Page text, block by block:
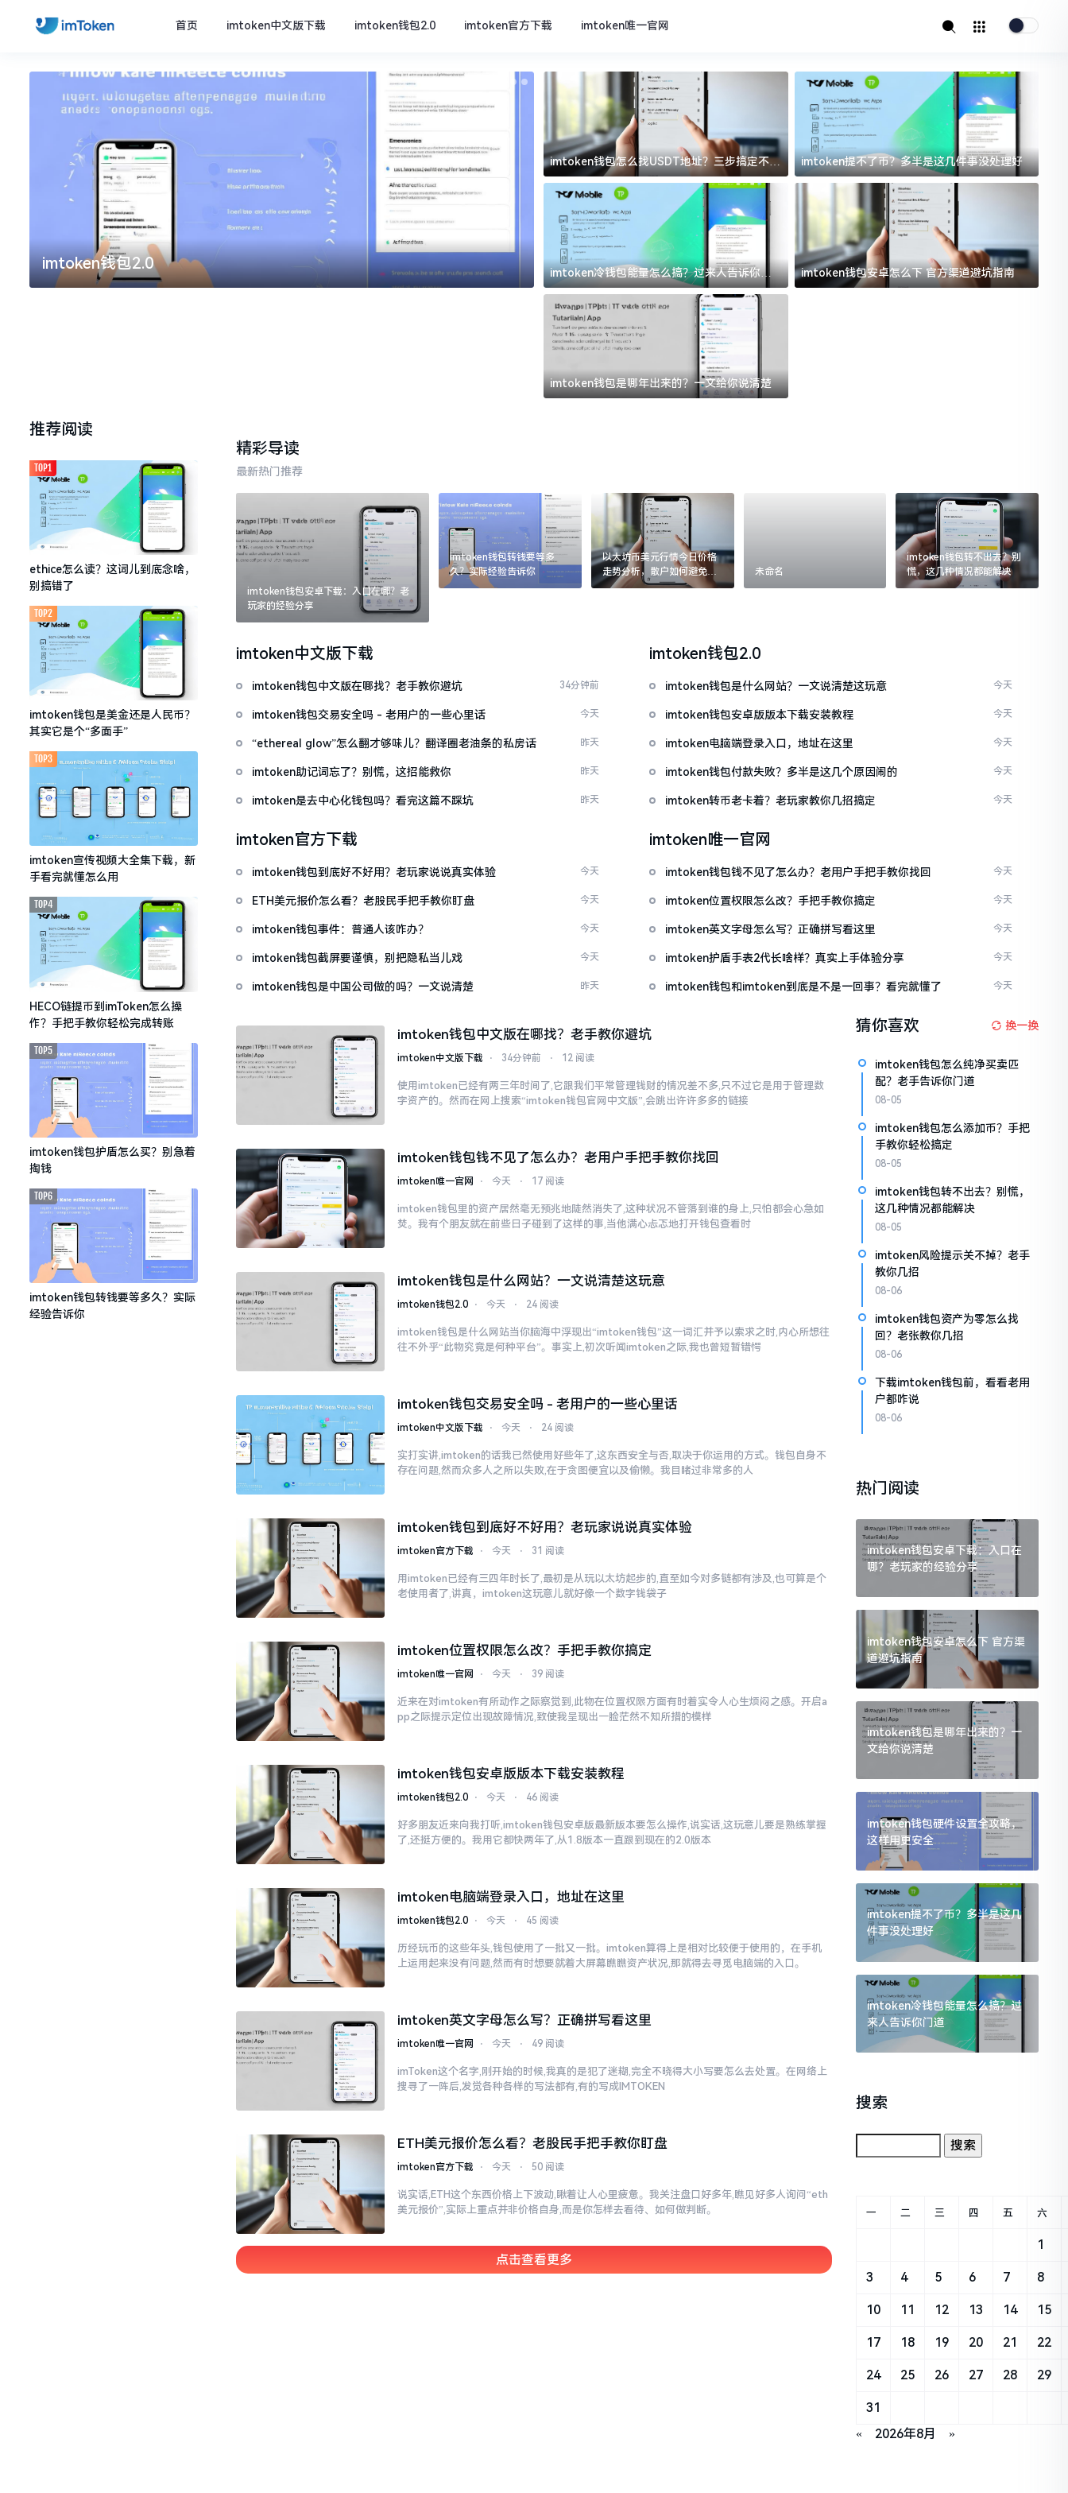
首页 imtoken中文版下载 imtoken钱包2.0 imtoken官方下载 imtoken唯一官网
imtoken钱包2.0 imtoken官方下载
imtoken钱包怎么找USDT地址？三步搞定不踩
坑
imtoken提不了币？多半是这几件事没处理好
imtoken冷钱包能量怎么搞？过来人告诉你门
道
imtoken钱包安卓怎么下 官方渠道避坑指南
imtoken钱包是哪年出来的？一文给你说清楚
推荐阅读
ethice怎么读？这词儿到底念啥，
别搞错了
TOP1
imtoken钱包是美金还是人民币？
其实它是个“多面手”
TOP2
imtoken宣传视频大全集下载，新
手看完就懂怎么用
TOP3
HECO链提币到imToken怎么操
作？手把手教你轻松完成转账
TOP4
imtoken钱包护盾怎么买？别急着
掏钱
TOP5
imtoken钱包转钱要等多久？实际
经验告诉你
TOP6
精彩导读
最新热门推荐
imtoken钱包安卓下载：入口在哪？老
玩家的经验分享
imtoken钱包转钱要等多
久？实际经验告诉你
以太坊币美元行情今日价格
走势分析，散户如何避免追
涨杀跌被套牢
未命名
imtoken钱包转不出去？别
慌，这几种情况都能解决
imtoken中文版下载
imtoken钱包中文版在哪找？老手教你避坑 34分钟前
imtoken钱包交易安全吗 - 老用户的一些心里话 今天
“ethereal glow”怎么翻才够味儿？翻译圈老油条的私房话 昨天
imtoken助记词忘了？别慌，这招能救你 昨天
imtoken是去中心化钱包吗？看完这篇不踩坑 昨天
imtoken钱包2.0
imtoken钱包是什么网站？一文说清楚这玩意 今天
imtoken钱包安卓版版本下载安装教程 今天
imtoken电脑端登录入口，地址在这里 今天
imtoken钱包付款失败？多半是这几个原因闹的 今天
imtoken转币老卡着？老玩家教你几招搞定 今天
imtoken官方下载
imtoken钱包到底好不好用？老玩家说说真实体验 今天
ETH美元报价怎么看？老股民手把手教你盯盘 今天
imtoken钱包事件：普通人该咋办？ 今天
imtoken钱包截屏要谨慎，别把隐私当儿戏 今天
imtoken钱包是中国公司做的吗？一文说清楚 昨天
imtoken唯一官网
imtoken钱包钱不见了怎么办？老用户手把手教你找回 今天
imtoken位置权限怎么改？手把手教你搞定 今天
imtoken英文字母怎么写？正确拼写看这里 今天
imtoken护盾手表2代长啥样？真实上手体验分享 今天
imtoken钱包和imtoken到底是不是一回事？看完就懂了 今天
imtoken钱包中文版在哪找？老手教你避坑
imtoken中文版下载 ⋅ 34分钟前 ⋅ 12 阅读
使用imtoken已经有两三年时间了,它跟我们平常管理钱财的情况差不多,只不过它是用于管理数
字资产的。然而在网上搜索“imtoken钱包官网中文版”,会跳出许许多多的链接
imtoken钱包钱不见了怎么办？老用户手把手教你找回
imtoken唯一官网 ⋅ 今天 ⋅ 17 阅读
imtoken钱包里的资产居然毫无预兆地陡然消失了,这种状况不管落到谁的身上,只怕都会心急如
焚。我有个朋友就在前些日子碰到了这样的事,当他满心忐忑地打开钱包查看时
imtoken钱包是什么网站？一文说清楚这玩意
imtoken钱包2.0 ⋅ 今天 ⋅ 24 阅读
imtoken钱包是什么网站当你脑海中浮现出“imtoken钱包”这一词汇并予以索求之时,内心所想往
往不外乎“此物究竟是何种平台”。事实上,初次听闻imtoken之际,我也曾短暂错愕
imtoken钱包交易安全吗 - 老用户的一些心里话
imtoken中文版下载 ⋅ 今天 ⋅ 24 阅读
实打实讲,imtoken的话我已然使用好些年了,这东西安全与否,取决于你运用的方式。钱包自身不
存在问题,然而众多人之所以失败,在于贪图便宜以及偷懒。我目睹过非常多的人
imtoken钱包到底好不好用？老玩家说说真实体验
imtoken官方下载 ⋅ 今天 ⋅ 31 阅读
用imtoken已经有三四年时长了,最初是从玩以太坊起步的,直至如今对多链都有涉及,也可算是个
老使用者了,讲真，imtoken这玩意儿就好像一个数字钱袋子
imtoken位置权限怎么改？手把手教你搞定
imtoken唯一官网 ⋅ 今天 ⋅ 39 阅读
近来在对imtoken有所动作之际察觉到,此物在位置权限方面有时着实令人心生烦闷之感。开启a
pp之际提示定位出现故障情况,致使我呈现出一脸茫然不知所措的模样
imtoken钱包安卓版版本下载安装教程
imtoken钱包2.0 ⋅ 今天 ⋅ 46 阅读
好多朋友近来向我打听,imtoken钱包安卓版最新版本要怎么操作,说实话,这玩意儿要是熟练掌握
了,还挺方便的。我用它都快两年了,从1.8版本一直跟到现在的2.0版本
imtoken电脑端登录入口，地址在这里
imtoken钱包2.0 ⋅ 今天 ⋅ 45 阅读
历经玩币的这些年头,钱包使用了一批又一批。imtoken算得上是相对比较便于使用的，在手机
上运用起来没有问题,然而有时想要就着大屏幕瞧瞧资产状况,那就得去寻觅电脑端的入口。
imtoken英文字母怎么写？正确拼写看这里
imtoken唯一官网 ⋅ 今天 ⋅ 49 阅读
imToken这个名字,刚开始的时候,我真的是犯了迷糊,完全不晓得大小写要怎么去处置。在网络上
搜寻了一阵后,发觉各种各样的写法都有,有的写成IMTOKEN
ETH美元报价怎么看？老股民手把手教你盯盘
imtoken官方下载 ⋅ 今天 ⋅ 50 阅读
说实话,ETH这个东西价格上下波动,瞅着让人心里疲惫。我关注盘口好多年,瞧见好多人询问“eth
美元报价”,实际上重点并非价格自身,而是你怎样去看待、如何做判断。
点击查看更多
猜你喜欢 换一换
imtoken钱包怎么纯净买卖匹
配？老手告诉你门道
08-05
imtoken钱包怎么添加币？手把
手教你轻松搞定
08-05
imtoken钱包转不出去？别慌，
这几种情况都能解决
08-05
imtoken风险提示关不掉？老手
教你几招
08-06
imtoken钱包资产为零怎么找
回？老张教你几招
08-06
下载imtoken钱包前，看看老用
户都咋说
08-06
热门阅读
imtoken钱包安卓下载：入口在
哪？老玩家的经验分享
imtoken钱包安卓怎么下 官方渠
道避坑指南
imtoken钱包是哪年出来的？一
文给你说清楚
imtoken钱包硬件设置全攻略，
这样用更安全
imtoken提不了币？多半是这几
件事没处理好
imtoken冷钱包能量怎么搞？过
来人告诉你门道
搜索
« 2026年8月 »
一 二 三 四 五 六
1
3 4 5 6 7 8
10 11 12 13 14 15
17 18 19 20 21 22
24 25 26 27 28 29
31